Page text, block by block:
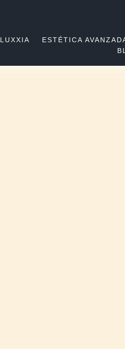
LUXXIA ESTÉTICA